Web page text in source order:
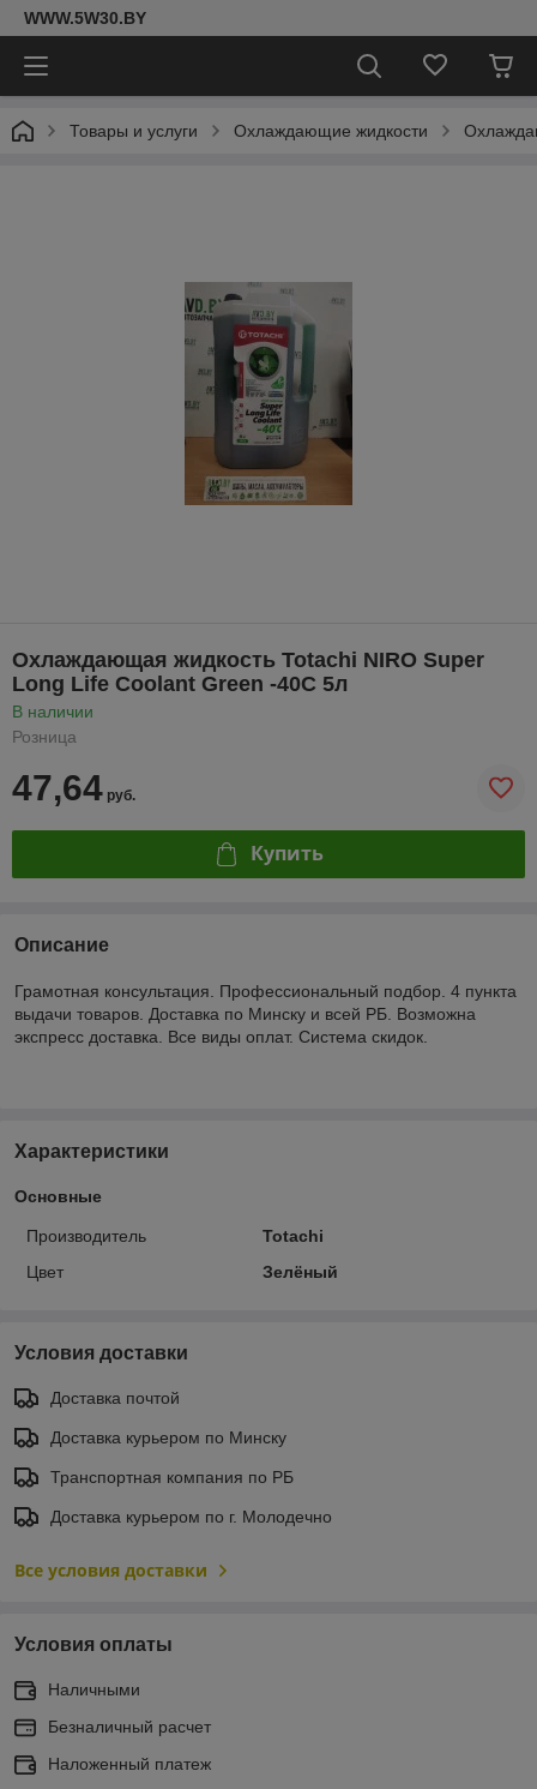
WWW.5W30.BY
Товары и услуги Охлаждающие жидкости
Охлаждающая жидкость Totachi NIRO Super
Long Life Coolant Green -40C 5л
В наличии
Розница
47,64 руб.
Купить
Описание
Грамотная консультация. Профессиональный подбор. 4 пункта
выдачи товаров. Доставка по Минску и всей РБ. Возможна
экспресс доставка. Все виды оплат. Система скидок.
Характеристики
Основные
Производитель
Totachi
Цвет
Зелёный
Условия доставки
Доставка почтой
Доставка курьером по Минску
Транспортная компания по РБ
Доставка курьером по г. Молодечно
Все условия доставки
Условия оплаты
Наличными
Безналичный расчет
Наложенный платеж